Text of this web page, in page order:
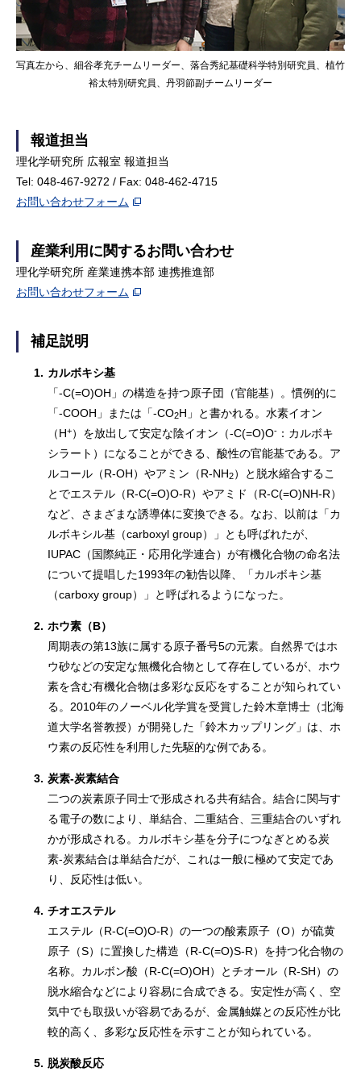
写真左から、細谷孝充チームリーダー、落合秀紀基礎科学特別研究員、植竹
裕太特別研究員、丹羽節副チームリーダー
報道担当
理化学研究所 広報室 報道担当
Tel: 048-467-9272 / Fax: 048-462-4715
お問い合わせフォーム
産業利用に関するお問い合わせ
理化学研究所 産業連携本部 連携推進部
お問い合わせフォーム
補足説明
1. カルボキシ基
「-C(=O)OH」の構造を持つ原子団（官能基）。慣例的に
「-COOH」または「-CO2H」と書かれる。水素イオン
（H+）を放出して安定な陰イオン（-C(=O)O- ：カルボキ
シラート）になることができる、酸性の官能基である。ア
ルコール（R-OH）やアミン（R-NH2）と脱水縮合するこ
とでエステル（R-C(=O)O-R）やアミド（R-C(=O)NH-R）
など、さまざまな誘導体に変換できる。なお、以前は「カ
ルボキシル基（carboxyl group）」とも呼ばれたが、
IUPAC（国際純正・応用化学連合）が有機化合物の命名法
について提唱した1993年の勧告以降、「カルボキシ基
（carboxy group）」と呼ばれるようになった。
2. ホウ素（B）
周期表の第13族に属する原子番号5の元素。自然界ではホ
ウ砂などの安定な無機化合物として存在しているが、ホウ
素を含む有機化合物は多彩な反応をすることが知られてい
る。2010年のノーベル化学賞を受賞した鈴木章博士（北海
道大学名誉教授）が開発した「鈴木カップリング」は、ホ
ウ素の反応性を利用した先駆的な例である。
3. 炭素-炭素結合
二つの炭素原子同士で形成される共有結合。結合に関与す
る電子の数により、単結合、二重結合、三重結合のいずれ
かが形成される。カルボキシ基を分子につなぎとめる炭
素-炭素結合は単結合だが、これは一般に極めて安定であ
り、反応性は低い。
4. チオエステル
エステル（R-C(=O)O-R）の一つの酸素原子（O）が硫黄
原子（S）に置換した構造（R-C(=O)S-R）を持つ化合物の
名称。カルボン酸（R-C(=O)OH）とチオール（R-SH）の
脱水縮合などにより容易に合成できる。安定性が高く、空
気中でも取扱いが容易であるが、金属触媒との反応性が比
較的高く、多彩な反応性を示すことが知られている。
5. 脱炭酸反応